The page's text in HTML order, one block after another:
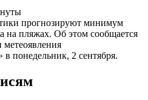
прогнозируют минимум
на пляжах. Об этом сообщается
метеоявления
понедельник, 2 сентября.